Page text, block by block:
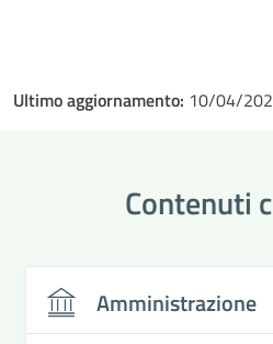
Ultimo aggiornamento: 10/04/
Contenuti
Amministrazione